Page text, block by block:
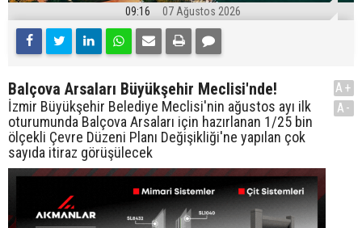
09:16 07 Ağustos 2026
Balçova Arsaları Büyükşehir Meclisi'nde!
İzmir Büyükşehir Belediye Meclisi'nin ağustos ayı ilk
oturumunda Balçova Arsaları için hazırlanan 1/25 bin
ölçekli Çevre Düzeni Planı Değişikliği'ne yapılan çok
sayıda itiraz görüşülecek
A+
A-